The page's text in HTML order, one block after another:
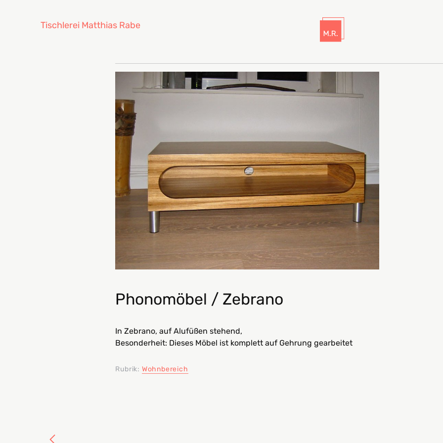
Tischlerei Matthias Rabe
Phonomöbel / Zebrano
In Zebrano, auf Alufüßen stehend,
Besonderheit: Dieses Möbel ist komplett auf Gehrung gearbeitet
Rubrik: Wohnbereich